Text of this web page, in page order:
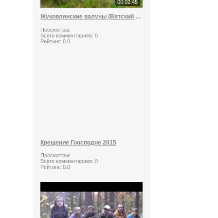
00:02:45
Жуковлянские валуны (Вятский стоунхендж)
Просмотры:
Всего комментариев:0
Рейтинг:0.0
Крещение Гоосподне 2015
Просмотры:
Всего комментариев:0
Рейтинг:0.0